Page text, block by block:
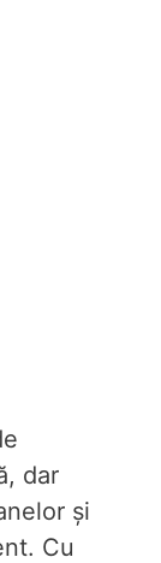
dar
și
Cu